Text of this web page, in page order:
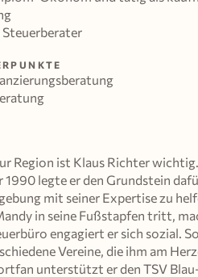
Region ist Klaus Richter
1990 legte er den Grundstein
mit seiner Expertise zu
in seine Fußstapfen tritt,
engagiert er sich sozial.
Vereine, die ihm am
unterstützt er den TSV